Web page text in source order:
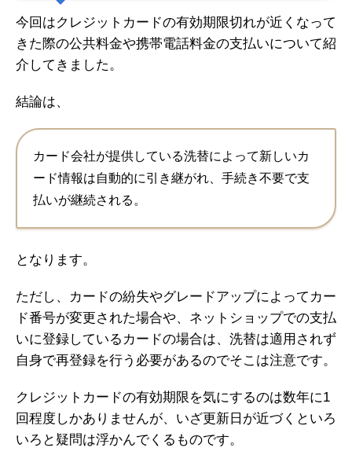
今回はクレジットカードの有効期限切れが近くなって
きた際の公共料金や携帯電話料金の支払いについて紹
介してきました。
結論は、
カード会社が提供している洗替によって新しいカ
ード情報は自動的に引き継がれ、手続き不要で支
払いが継続される。
となります。
ただし、カードの紛失やグレードアップによってカー
ド番号が変更された場合や、ネットショップでの支払
いに登録しているカードの場合は、洗替は適用されず
自身で再登録を行う必要があるのでそこは注意です。
クレジットカードの有効期限を気にするのは数年に1
回程度しかありませんが、いざ更新日が近づくといろ
いろと疑問は浮かんでくるものです。